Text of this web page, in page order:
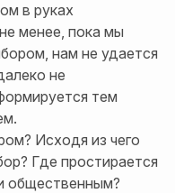
в руках
менее, пока мы
нам не удается
не
тем
Исходя из чего
Где простирается
общественным?